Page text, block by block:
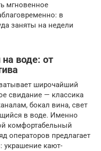
мгновенное
в
заняты на недели
воде: от
широчайший
свидание — классика
бокал вина, свет
в воде. Именно
комфортабельный
операторов предлагает
украшение кают-